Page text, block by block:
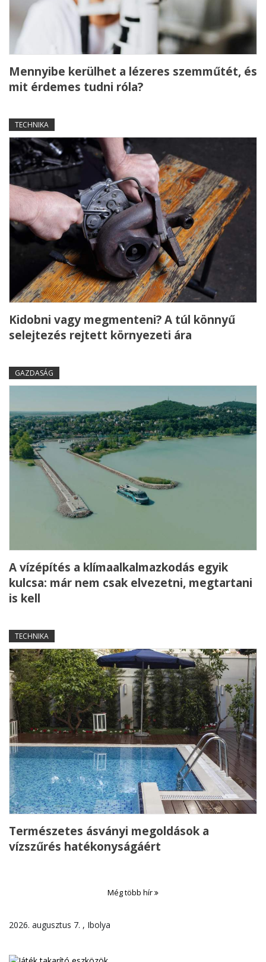
Mennyibe kerülhet a lézeres szemműtét, és
mit érdemes tudni róla?
TECHNIKA
Kidobni vagy megmenteni? A túl könnyű
selejtezés rejtett környezeti ára
GAZDASÁG
A vízépítés a klímaalkalmazkodás egyik
kulcsa: már nem csak elvezetni, megtartani
is kell
TECHNIKA
Természetes ásványi megoldások a
vízszűrés hatékonyságáért
Még több hír
2026. augusztus 7. , Ibolya